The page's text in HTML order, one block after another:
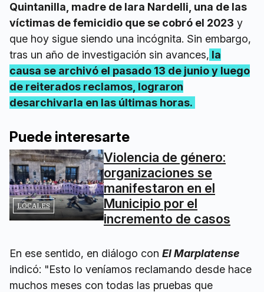
Quintanilla, madre de Iara Nardelli, una de las
víctimas de femicidio que se cobró el 2023 y
que hoy sigue siendo una incógnita. Sin embargo,
tras un año de investigación sin avances, la
causa se archivó el pasado 13 de junio y luego
de reiterados reclamos, lograron
desarchivarla en las últimas horas.
Puede interesarte
LOCALES
Violencia de género:
organizaciones se
manifestaron en el
Municipio por el
incremento de casos
En ese sentido, en diálogo con El Marplatense
indicó: "Esto lo veníamos reclamando desde hace
muchos meses con todas las pruebas que